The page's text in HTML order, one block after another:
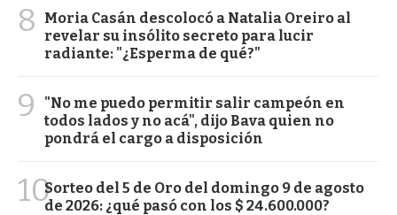
8
Moria Casán descolocó a Natalia Oreiro al
revelar su insólito secreto para lucir
radiante: "¿Esperma de qué?"
9
"No me puedo permitir salir campeón en
todos lados y no acá", dijo Bava quien no
pondrá el cargo a disposición
10Sorteo del 5 de Oro del domingo 9 de agosto
de 2026: ¿qué pasó con los $ 24.600.000?